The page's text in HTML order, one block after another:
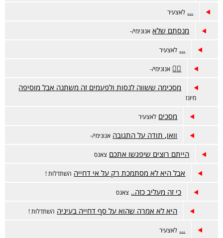
... לאצעיר
מנסתם שלא אנונימי/-
... לאצעיר
👍🏽 אנונימי/-
מסכימה ששווה לנסות ולפעמים זה משתנה אבל מוסיפה
מיונז
מסכים לאצעיר
וואו, תודה על התגובה אנונימי/-
הייתם רוצים שיפגשו אתכם צאנס
אבל היא לא מסתמכת רק על אי דחייה השתדלות !
כי זה מעליב כזה.. צאנס
היא לא אמרה שהוא על סף דחייה בעיניה השתדלות !
... לאצעיר